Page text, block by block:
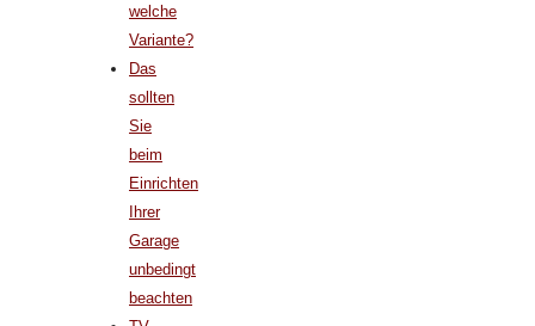
welche
Variante?
Das
sollten
Sie
beim
Einrichten
Ihrer
Garage
unbedingt
beachten